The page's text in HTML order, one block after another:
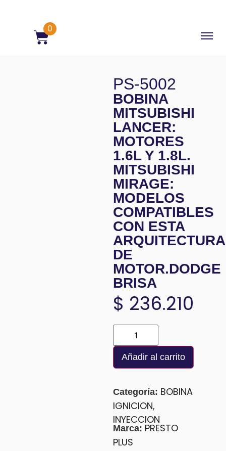
0
PS-5002
BOBINA
MITSUBISHI
LANCER:
MOTORES
1.6L Y 1.8L.
MITSUBISHI
MIRAGE:
MODELOS
COMPATIBLES
CON ESTA
ARQUITECTURA
DE
MOTOR.DODGE
BRISA
$ 236.210
Añadir al carrito
Categoría: BOBINA
IGNICION,
INYECCION
Marca: PRESTO
PLUS